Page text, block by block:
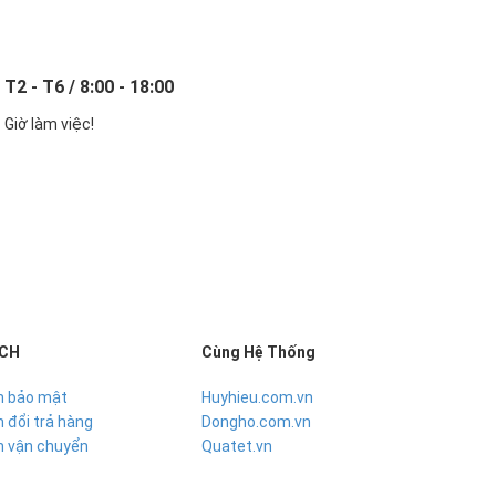
T2 - T6 / 8:00 - 18:00
Giờ làm việc!
bảo mật
đổi trả hàng
vận chuyển
Cùng Hệ Thống
Huyhieu.com.vn
Dongho.com.vn
Quatet.vn